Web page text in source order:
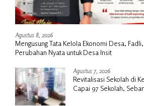
Agustus 8, 2026
Mengusung Tata Kelola Ekonomi Desa,
Perubahan Nyata untuk Desa Insit
Agustus 7, 2026
Revitalisasi Sekolah di
Capai 97 Sekolah,